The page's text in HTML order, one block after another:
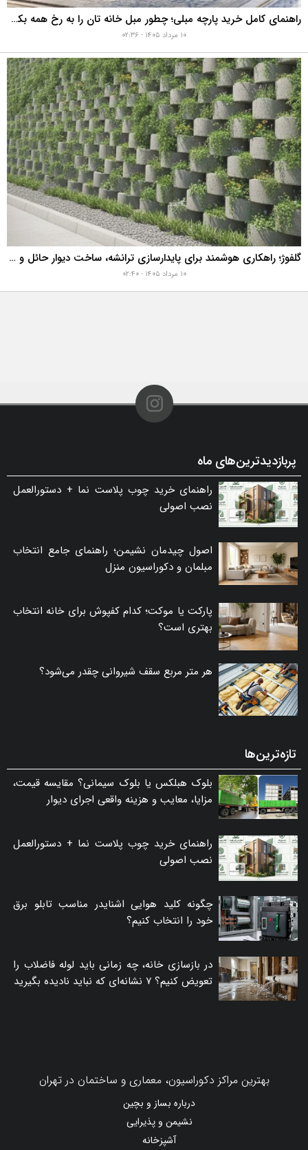
راهنمای کامل خرید پارچه مبلی؛ چطور مبل خانه تان را به رخ همه بکشید؟
گلفوژ؛ راهکاری هوشمند برای پایدارسازی ترانشه، ساخت دیوار حائل و زیباسازی شهری
پربازدیدترین‌های ماه
راهنمای خرید چوب پلاست نما + دستورالعمل
نصب اصولی
اصول چیدمان نشیمن؛ راهنمای جامع انتخاب
مبلمان و دکوراسیون منزل
پارکت یا موکت؛ کدام کفپوش برای خانه انتخاب
بهتری است؟
هر متر مربع سقف شیروانی چقدر می‌شود؟
تازه‌ترین‌ها
بلوک هبلکس یا بلوک سیمانی؟ مقایسه قیمت،
مزایا، معایب و هزینه واقعی اجرای دیوار
راهنمای خرید چوب پلاست نما + دستورالعمل
نصب اصولی
چگونه کلید هوایی اشنایدر مناسب تابلو برق
خود را انتخاب کنیم؟
در بازسازی خانه، چه زمانی باید لوله فاضلاب را
تعویض کنیم؟ ۷ نشانه‌ای که نباید نادیده بگیرید
بهترین مراکز دکوراسیون، معماری و ساختمان در تهران
درباره بساز و بچین
نشیمن و پذیرایی
آشپزخانه